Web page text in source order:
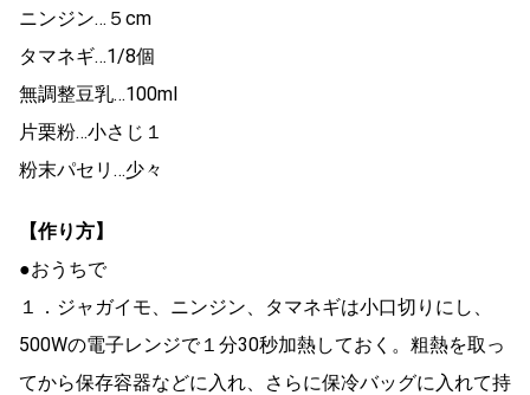
ニンジン…５cm
タマネギ…1/8個
無調整豆乳…100ml
片栗粉…小さじ１
粉末パセリ…少々
【作り方】
●おうちで
１．ジャガイモ、ニンジン、タマネギは小口切りにし、
500Wの電子レンジで１分30秒加熱しておく。粗熱を取っ
てから保存容器などに入れ、さらに保冷バッグに入れて持